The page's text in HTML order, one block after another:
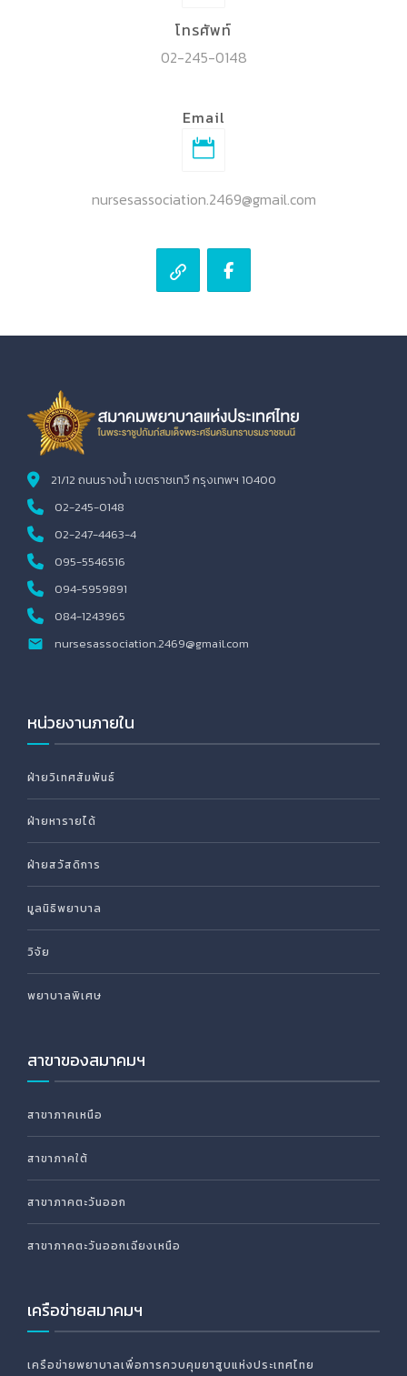
โทรศัพท์
02-245-0148
Email
nursesassociation.2469@gmail.com
21/12 ถนนรางน้ำ เขตราชเทวี กรุงเทพฯ 10400
02-245-0148
02-247-4463-4
095-5546516
094-5959891
084-1243965
nursesassociation.2469@gmail.com
หน่วยงานภายใน
ฝ่ายวิเทศสัมพันธ์
ฝ่ายหารายได้
ฝ่ายสวัสดิการ
มูลนิธิพยาบาล
วิจัย
พยาบาลพิเศษ
สาขาของสมาคมฯ
สาขาภาคเหนือ
สาขาภาคใต้
สาขาภาคตะวันออก
สาขาภาคตะวันออกเฉียงเหนือ
เครือข่ายสมาคมฯ
เครือข่ายพยาบาลเพื่อการควบคุมยาสูบแห่งประเทศไทย